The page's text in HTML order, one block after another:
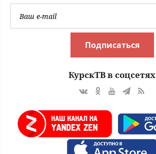
Подписаться
КурскТВ в соцсетях